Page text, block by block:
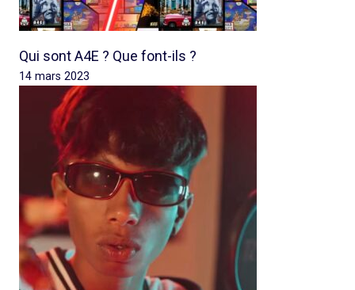
Qui sont A4E ? Que font-ils ?
14 mars 2023